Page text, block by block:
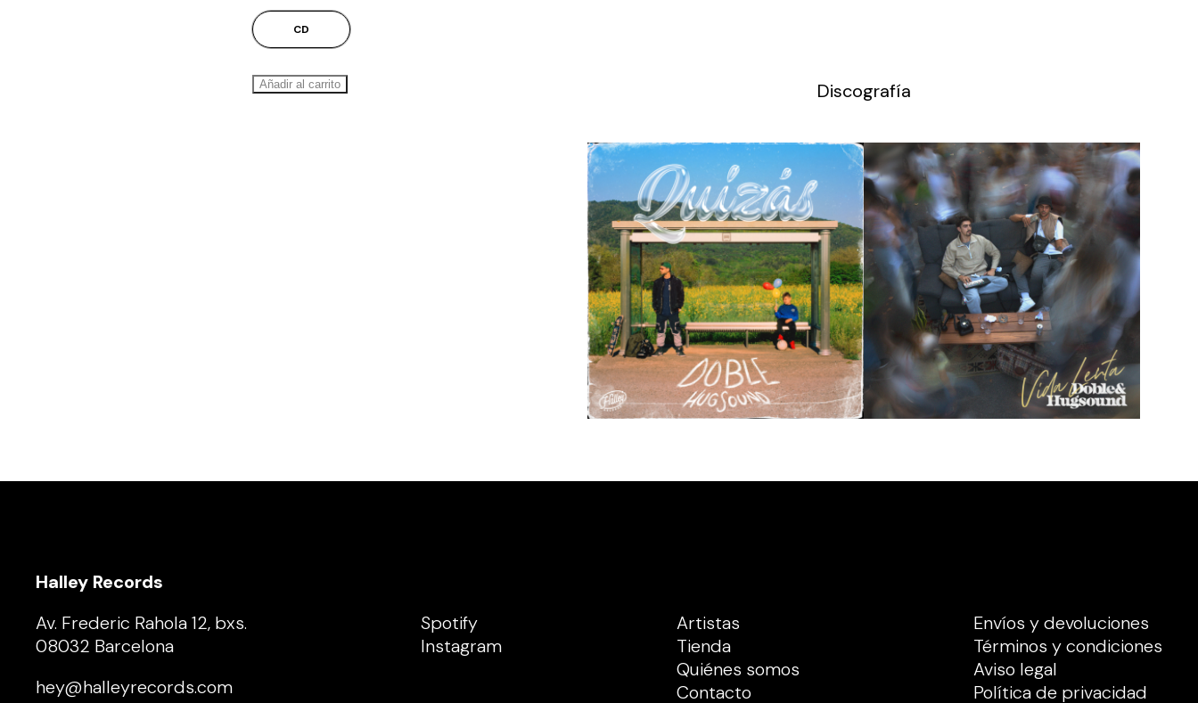
CD
Añadir al carrito Discografía
Halley Records
Av. Frederic Rahola 12, bxs.
08032 Barcelona
hey@halleyrecords.com
Spotify
Instagram
Artistas
Tienda
Quiénes somos
Contacto
Envíos y devoluciones
Términos y condiciones
Aviso legal
Política de privacidad